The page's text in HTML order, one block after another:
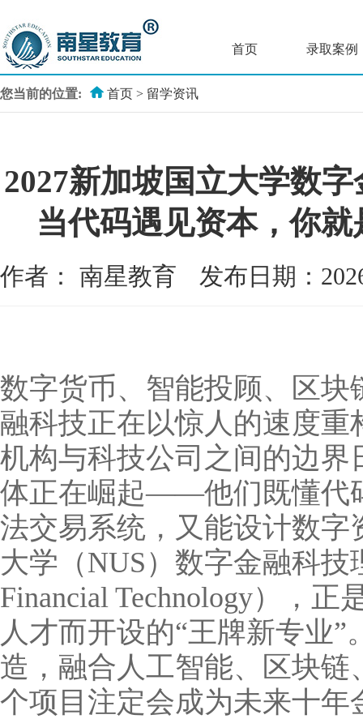
首页 录取案例
您当前的位置: 首页 > 留学资讯
2027新加坡国立大学数
当代码遇见资本，你
作者： 南星教育 发布日期：
数字货币、智能投顾、区
融科技正在以惊人的速度
机构与科技公司之间的边
体正在崛起——他们既懂代
法交易系统，又能设计数
大学（NUS）数字金融科
Financial Technology），
人才而开设的“王牌新专业
造，融合人工智能、区块
个项目注定会成为未来十年